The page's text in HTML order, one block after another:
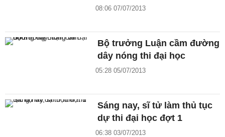
08:06 07/07/2013
Bộ trưởng Luận cầm đường
dây nóng thi đại học
05:28 05/07/2013
Sáng nay, sĩ tử làm thủ tục
dự thi đại học đợt 1
06:38 03/07/2013